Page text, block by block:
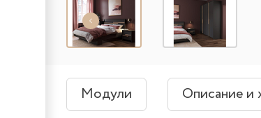
Модули Описание и